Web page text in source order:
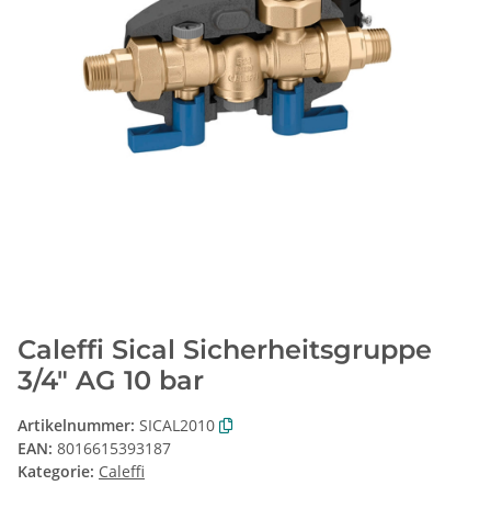
Caleffi Sical Sicherheitsgruppe
3/4" AG 10 bar
Artikelnummer: SICAL2010
EAN: 8016615393187
Kategorie: Caleffi